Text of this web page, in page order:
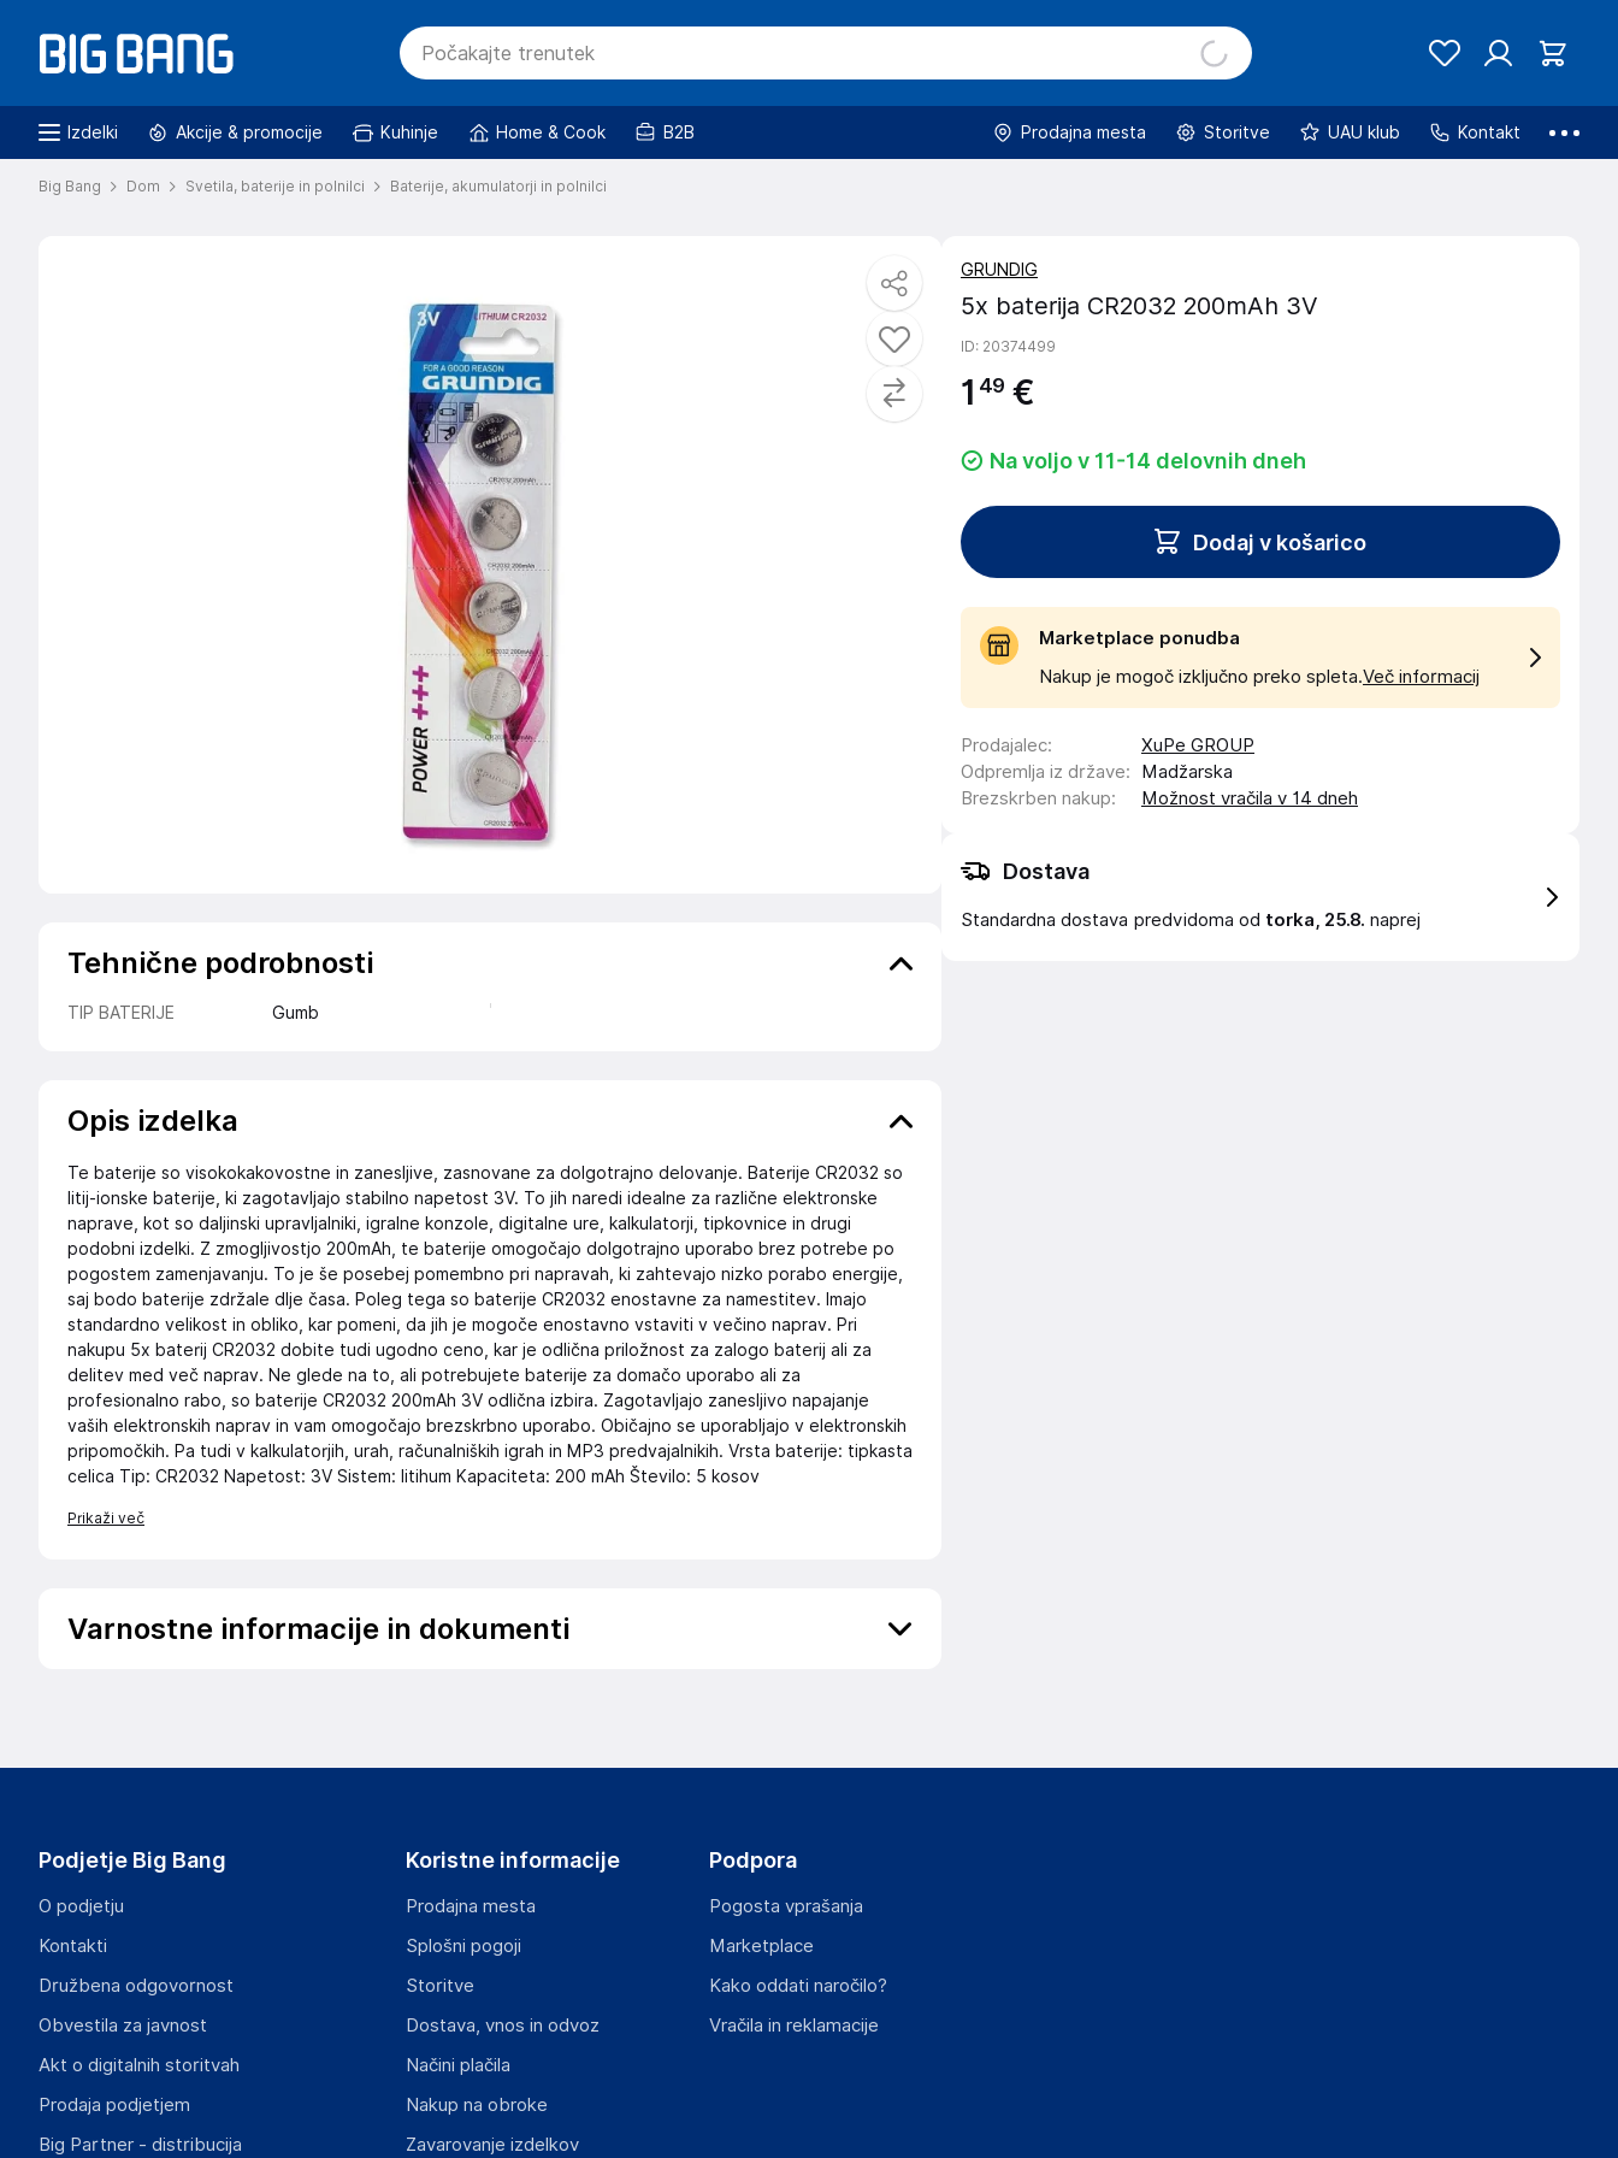
Izdelki Akcije & promocije Kuhinje Home & Cook B2B Prodajna mesta Storitve UAU klub Kontakt
Big Bang Dom Svetila, baterije in polnilci Baterije, akumulatorji in polnilci
Tehnične podrobnosti
TIP BATERIJE Gumb
Opis izdelka
Te baterije so visokokakovostne in zanesljive, zasnovane za dolgotrajno delovanje. Baterije CR2032 so
litij-ionske baterije, ki zagotavljajo stabilno napetost 3V. To jih naredi idealne za različne elektronske
naprave, kot so daljinski upravljalniki, igralne konzole, digitalne ure, kalkulatorji, tipkovnice in drugi
podobni izdelki. Z zmogljivostjo 200mAh, te baterije omogočajo dolgotrajno uporabo brez potrebe po
pogostem zamenjavanju. To je še posebej pomembno pri napravah, ki zahtevajo nizko porabo energije,
saj bodo baterije zdržale dlje časa. Poleg tega so baterije CR2032 enostavne za namestitev. Imajo
standardno velikost in obliko, kar pomeni, da jih je mogoče enostavno vstaviti v večino naprav. Pri
nakupu 5x baterij CR2032 dobite tudi ugodno ceno, kar je odlična priložnost za zalogo baterij ali za
delitev med več naprav. Ne glede na to, ali potrebujete baterije za domačo uporabo ali za
profesionalno rabo, so baterije CR2032 200mAh 3V odlična izbira. Zagotavljajo zanesljivo napajanje
vaših elektronskih naprav in vam omogočajo brezskrbno uporabo. Običajno se uporabljajo v elektronskih
pripomočkih. Pa tudi v kalkulatorjih, urah, računalniških igrah in MP3 predvajalnikih. Vrsta baterije: tipkasta
celica Tip: CR2032 Napetost: 3V Sistem: litihum Kapaciteta: 200 mAh Število: 5 kosov
Prikaži več
Varnostne informacije in dokumenti
grundig-hrvatska@beko.com
Gospodarski subjekt s sedežem v EU, ki zagotavlja skladnost izdelka z zahtevanimi predpisi.
Slavonska avenija 1C, Zagreb
Hrvaška
GRUNDIG
5x baterija CR2032 200mAh 3V
ID: 20374499
1 49 €
Na voljo v 11-14 delovnih dneh
Dodaj v košarico
Marketplace ponudba
Nakup je mogoč izključno preko spleta.Več informacij
Prodajalec:
XuPe GROUP
Odpremlja iz države:
Madžarska
Brezskrben nakup: Možnost vračila v 14 dneh
Dostava
Standardna dostava predvidoma od torka, 25.8. naprej
Podjetje Big Bang
O podjetju
Kontakti
Družbena odgovornost
Obvestila za javnost
Akt o digitalnih storitvah
Prodaja podjetjem
Big Partner - distribucija
Koristne informacije
Prodajna mesta
Splošni pogoji
Storitve
Dostava, vnos in odvoz
Načini plačila
Nakup na obroke
Zavarovanje izdelkov
Podpora
Pogosta vprašanja
Marketplace
Kako oddati naročilo?
Vračila in reklamacije